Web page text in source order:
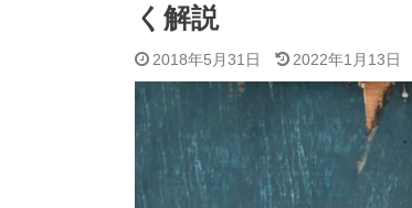
く解説
2018年5月31日 2022年1月13日